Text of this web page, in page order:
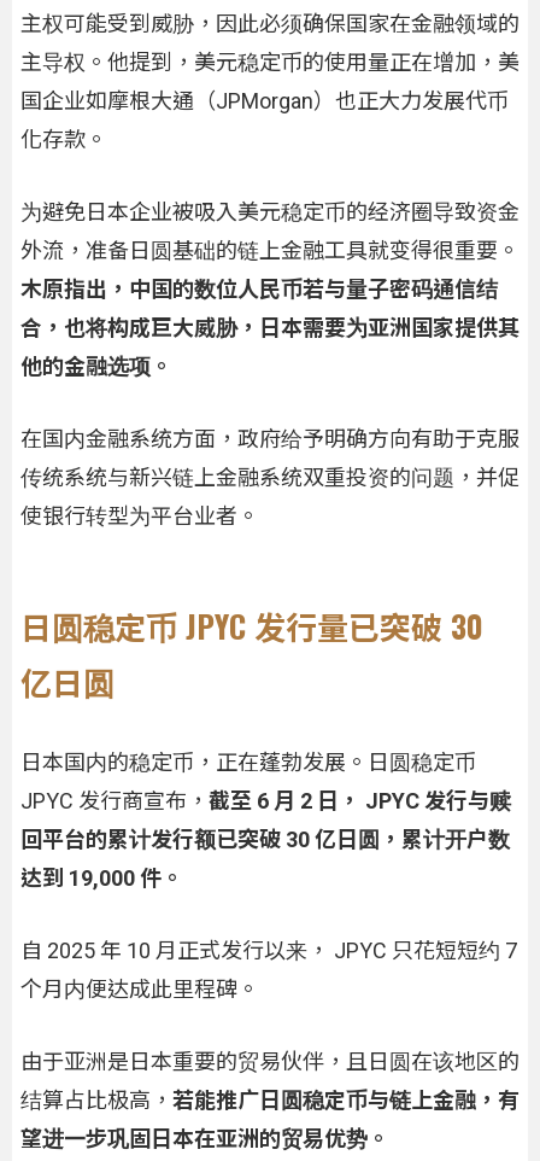
主权可能受到威胁，因此必须确保国家在金融领域的
主导权。他提到，美元稳定币的使用量正在增加，美
国企业如摩根大通（JPMorgan）也正大力发展代币
化存款。
为避免日本企业被吸入美元稳定币的经济圈导致资金
外流，准备日圆基础的链上金融工具就变得很重要。
木原指出，中国的数位人民币若与量子密码通信结
合，也将构成巨大威胁，日本需要为亚洲国家提供其
他的金融选项。
在国内金融系统方面，政府给予明确方向有助于克服
传统系统与新兴链上金融系统双重投资的问题，并促
使银行转型为平台业者。
日圆稳定币 JPYC 发行量已突破 30
亿日圆
日本国内的稳定币，正在蓬勃发展。日圆稳定币
JPYC 发行商宣布， 截至 6 月 2 日， JPYC 发行与赎
回平台的累计发行额已突破 30 亿日圆，累计开户数
达到 19,000 件。
自 2025 年 10 月正式发行以来， JPYC 只花短短约 7
个月内便达成此里程碑。
由于亚洲是日本重要的贸易伙伴，且日圆在该地区的
结算占比极高， 若能推广日圆稳定币与链上金融，有
望进一步巩固日本在亚洲的贸易优势。